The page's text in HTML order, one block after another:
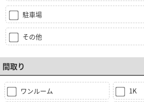
駐車場
その他
間取り
ワンルーム 1K